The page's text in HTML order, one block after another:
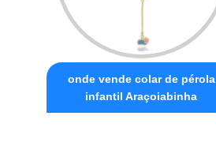
onde vende colar de pérola
infantil Araçoiabinha